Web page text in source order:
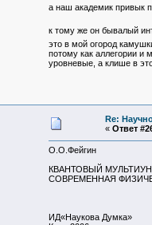
а наш академик привык
к тому же он бывалый
это в мой огород
потому как аллегории и
уровневые, а клише в
Re:
« Ответ
О.О.Фейгин
КВАНТОВЫЙ
СОВРЕМЕННАЯ
ИД«Наукова Думка»